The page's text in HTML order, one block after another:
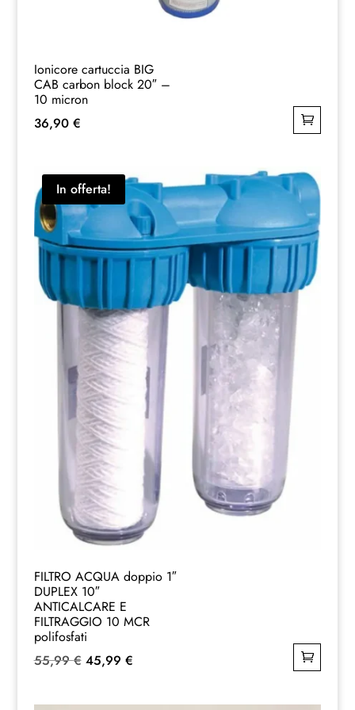
Ionicore cartuccia BIG
CAB carbon block 20″ –
10 micron
36,90 €
In offerta!
FILTRO ACQUA doppio 1″
DUPLEX 10″
ANTICALCARE E
FILTRAGGIO 10 MCR
polifosfati
55,99€ Il
originale
45,99 €Il
attuale